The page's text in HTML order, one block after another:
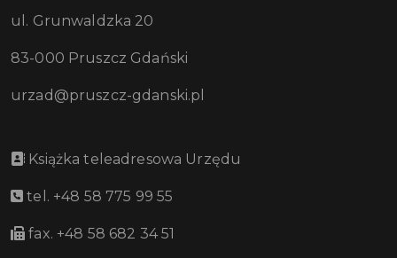
ul. Grunwaldzka 20
83-000 Pruszcz Gdański
urzad@pruszcz-gdanski.pl
Książka teleadresowa Urzędu
tel. +48 58 775 99 55
fax. +48 58 682 34 51